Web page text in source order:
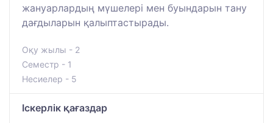
жануарлардың мүшелері мен буындарын тану
дағдыларын қалыптастырады.
Оқу жылы - 2
Семестр - 1
Несиелер - 5
Іскерлік қағаздар